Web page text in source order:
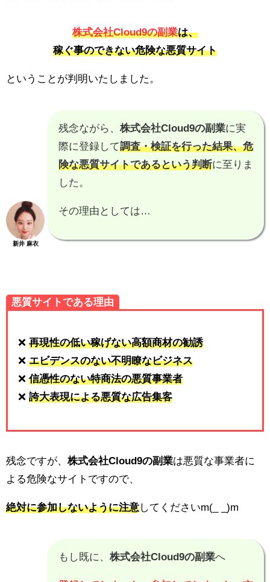
株式会社Cloud9の副業は、
稼ぐ事のできない危険な悪質サイト
ということが判明いたしました。
新井 麻衣
残念ながら、 株式会社Cloud9の副業に実
際に登録して調査・検証を行った結果、危
険な悪質サイトであるという判断に至りま
した。
その理由としては…
悪質サイトである理由
❌ 再現性の低い稼げない高額商材の勧誘
❌ エビデンスのない不明瞭なビジネス
❌ 信憑性のない特商法の悪質事業者
❌ 誇大表現による悪質な広告集客
残念ですが、 株式会社Cloud9の副業は悪質な事業者に
よる危険なサイトですので、
絶対に参加しないように注意してくださいm(_ _)m
もし既に、 株式会社Cloud9の副業へ